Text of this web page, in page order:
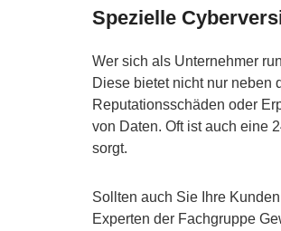
Spezielle
Wer sich als Unternehmer
Diese bietet nicht nur neben
Reputationsschäden oder
von Daten. Oft ist auch eine
sorgt.
Sollten auch Sie Ihre
Experten der Fachgruppe